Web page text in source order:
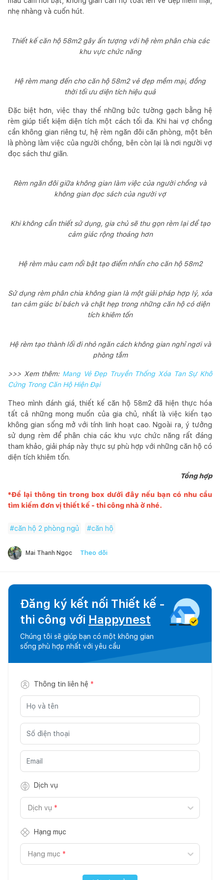
nhẹ nhàng và cuốn hút.
Thiết kế căn hộ 58m2 gây ấn tượng với hệ rèm phân chia các
khu vực chức năng
Hệ rèm mang đến cho căn hộ 58m2 vẻ đẹp mềm mại, đồng
thời tối ưu diện tích hiệu quả
Đặc biệt hơn, việc thay thế những bức tường gạch bằng hệ
rèm giúp tiết kiệm diện tích một cách tối đa. Khi hai vợ chồng
cần không gian riêng tư, hệ rèm ngăn đôi căn phòng, một bên
là phòng làm việc của người chồng, bên còn lại là nơi người vợ
đọc sách thư giãn.
Rèm ngăn đôi giữa không gian làm việc của người chồng và
không gian đọc sách của người vợ
Khi không cần thiết sử dụng, gia chủ sẽ thu gọn rèm lại để tạo
cảm giác rộng thoáng hơn
Hệ rèm màu cam nổi bật tạo điểm nhấn cho căn hộ 58m2
Sử dụng rèm phân chia không gian là một giải pháp hợp lý, xóa
tan cảm giác bí bách và chật hẹp trong những căn hộ có diện
tích khiêm tốn
Hệ rèm tạo thành lối đi nhỏ ngăn cách không gian nghỉ ngơi và
phòng tắm
>>> Xem thêm: Mang Vẻ Đẹp Truyền Thống Xóa Tan Sự Khô
Cứng Trong Căn Hộ Hiện Đại
Theo mình đánh giá, thiết kế căn hộ 58m2 đã hiện thực hóa
tất cả những mong muốn của gia chủ, nhất là việc kiến tạo
không gian sống mở với tính linh hoạt cao. Ngoài ra, ý tưởng
sử dụng rèm để phân chia các khu vực chức năng rất đáng
tham khảo, giải pháp này thực sự phù hợp với những căn hộ có
diện tích khiêm tốn.
Tổng hợp
*Để lại thông tin trong box dưới đây nếu bạn có nhu cầu
tìm kiếm đơn vị thiết kế - thi công nhà ở nhé.
#căn hộ 2 phòng ngủ #căn hộ
Mai Thanh Ngọc Theo dõi
Đăng ký kết nối Thiết kế -
thi công với Happynest
Chúng tôi sẽ giúp bạn có một không gian
sống phù hợp nhất với yêu cầu
Thông tin liên hệ *
Dịch vụ
Dịch vụ *
Hạng mục
Hạng mục *